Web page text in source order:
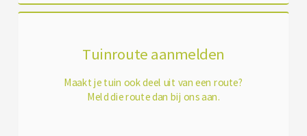
Tuinroute aanmelden
Maakt je tuin ook deel uit van een route?
Meld die route dan bij ons aan.